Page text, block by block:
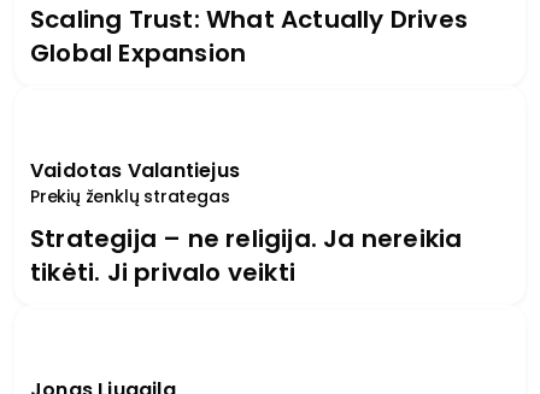
Scaling Trust: What Actually Drives
Global Expansion
Vaidotas Valantiejus
Prekių ženklų strategas
Strategija – ne religija. Ja nereikia
tikėti. Ji privalo veikti